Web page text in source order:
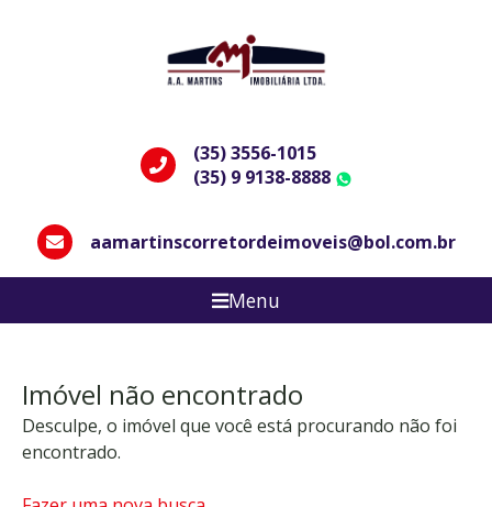
(35) 3556-1015
(35) 9 9138-8888
aamartinscorretordeimoveis@bol.com.br
Menu
Imóvel não encontrado
Desculpe, o imóvel que você está procurando não foi
encontrado.